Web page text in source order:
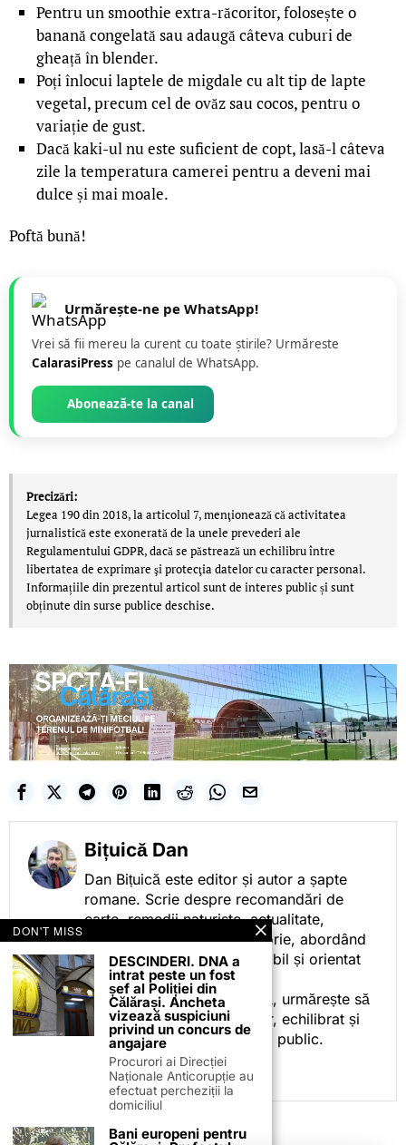
Pentru un smoothie extra-răcoritor, folosește o
banană congelată sau adaugă câteva cuburi de
gheață în blender.
Poți înlocui laptele de migdale cu alt tip de lapte
vegetal, precum cel de ovăz sau cocos, pentru o
variație de gust.
Dacă kaki-ul nu este suficient de copt, lasă-l câteva
zile la temperatura camerei pentru a deveni mai
dulce și mai moale.
Poftă bună!
Urmărește-ne pe WhatsApp!
Vrei să fii mereu la curent cu toate știrile? Urmăreste
CalarasiPress pe canalul de WhatsApp.
Abonează-te la canal
Precizări:
Legea 190 din 2018, la articolul 7, menţionează că activitatea
jurnalistică este exonerată de la unele prevederi ale
Regulamentului GDPR, dacă se păstrează un echilibru între
libertatea de exprimare şi protecţia datelor cu caracter personal.
Informațiile din prezentul articol sunt de interes public și sunt
obținute din surse publice deschise.
Bițuică Dan
Dan Bițuică este editor și autor a șapte
romane. Scrie despre recomandări de
carte, remedii naturiste, actualitate,
cotidian politic, sport și istorie, abordând
subiectele într-un stil accesibil și orientat
spre informare.
Prin activitatea sa editorială, urmărește să
ofere cititorilor conținut clar, echilibrat și
relevant, adaptat interesului public.
DON'T MISS
DESCINDERI. DNA a
intrat peste un fost
șef al Poliției din
Călărași. Ancheta
vizează suspiciuni
privind un concurs de
angajare
Procurori ai Direcției
Naționale Anticorupție au
efectuat percheziții la
domiciliul
Bani europeni pentru